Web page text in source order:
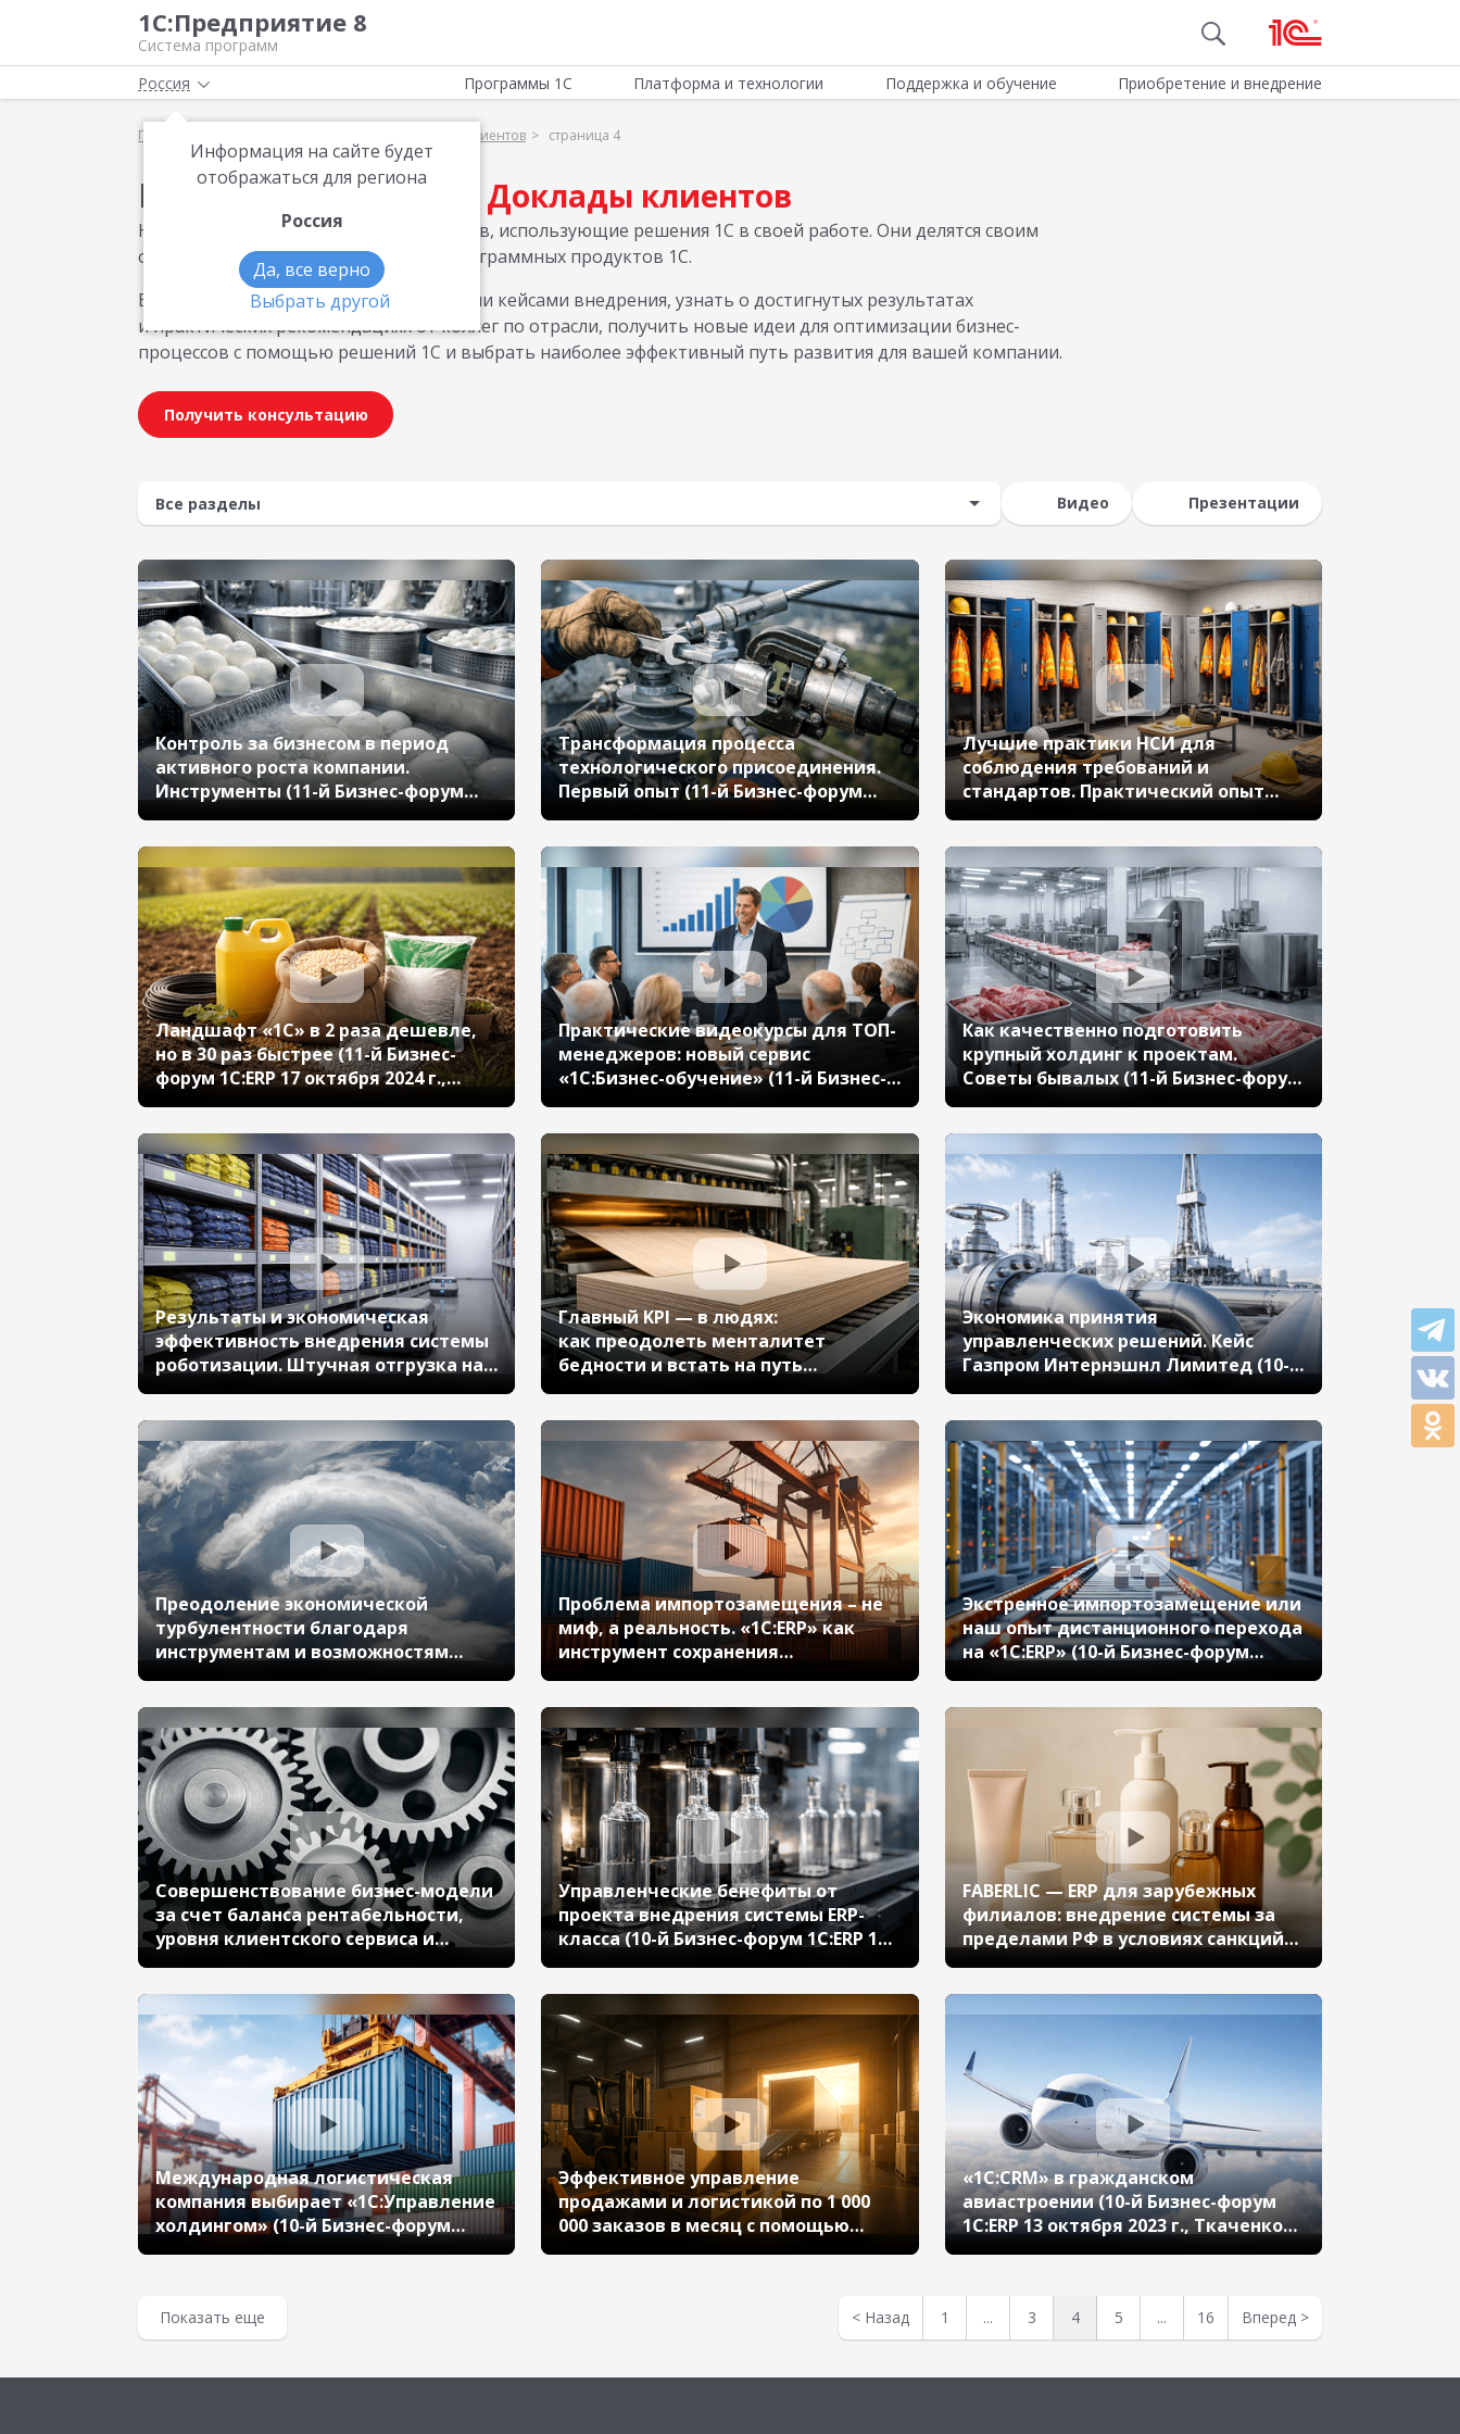
1С:Предприятие 8
Система программ
Россия
Информация на сайте будет
отображаться для региона
Россия
Да, все верно
Выбрать другой
Программы 1С Платформа и технологии Поддержка и обучение Приобретение и внедрение
Главная Доклады клиентов страница 4
Материалы по теме Доклады клиентов
На странице собраны доклады клиентов, использующие решения 1С в своей работе. Они делятся своим
опытом внедрения и эксплуатации программных продуктов 1С.
Вы сможете познакомиться с реальными кейсами внедрения, узнать о достигнутых результатах
и практических рекомендациях от коллег по отрасли, получить новые идеи для оптимизации бизнес-
процессов с помощью решений 1С и выбрать наиболее эффективный путь развития для вашей компании.
Получить консультацию
Видео Презентации
Контроль за бизнесом в период
активного роста компании.
Инструменты (11-й Бизнес-форум
1С:ERP 17 октября 2024 г., Крохмаль
Трансформация процесса
технологического присоединения.
Первый опыт (11-й Бизнес-форум
1С:ERP 17 октября 2024 г., Гвоздев
электрические сети»)
Лучшие практики НСИ для
соблюдения требований и
стандартов. Практический опыт
группы компаний
й Бизнес-форум 1С:ERP 17 октября
2024 г., Кшимовская Елена, ООО
«Спецобъединение Юго-Запад»)
Ландшафт «1С» в 2 раза дешевле,
но в 30 раз быстрее (11-й Бизнес-
форум 1С:ERP 17 октября 2024 г.,
Леонов Алексей,
Практические видеокурсы для ТОП-
менеджеров: новый сервис
«1С:Бизнес-обучение» (11-й Бизнес-
форум 1С:ERP 17 октября 2024 г.,
Как качественно подготовить
крупный холдинг к проектам.
Советы бывалых (11-й Бизнес-форум
1С:ERP 17 октября 2024 г., Заломаев
Результаты и экономическая
эффективность внедрения системы
роботизации. Штучная отгрузка на
распределительном центре ГК
1С:ERP 17 октября 2024 г., Жданов
Александр, ГК «Восток-Сервис»)
Главный KPI — в людях:
как преодолеть менталитет
бедности и встать на путь
эффективности в цифровой
(11-й Бизнес-форум 1С:ERP 17
октября 2024 г., Радченко Илья, АО
«Череповецкий фанерномебельный
комбинат»)
Экономика принятия
управленческих решений. Кейс
Газпром Интернэшнл Лимитед (10-й
Бизнес-форум 1С:ERP 13 октября 2023
Интернэшнл Лимитед»)
Преодоление экономической
турбулентности благодаря
инструментам и возможностям
«1С:ERP» (10-й Бизнес-форум 1С:ERP
«Эскаро Кемикал АС»)
Проблема импортозамещения – не
миф, а реальность. «1С:ERP» как
инструмент сохранения
непрерывности бизнеса. Кейс
октября 2023 г., Мамбетова Анна,
ООО «Линдэйли»)
Экстренное импортозамещение или
наш опыт дистанционного перехода
на «1С:ERP» (10-й Бизнес-форум
1С:ERP 13 октября 2023 г., Новиков
Совершенствование бизнес-модели
за счет баланса рентабельности,
уровня клиентского сервиса и
планирования производства.
форум 1С:ERP 13 октября 2023 г.,
Савин Евгений, «ЭКМ Холдинг»)
Управленческие бенефиты от
проекта внедрения системы ERP-
класса (10-й Бизнес-форум 1С:ERP 13
октября 2023 г., Кругликов Денис,
FABERLIC — ERP для зарубежных
филиалов: внедрение системы за
пределами РФ в условиях санкций
(10-й Бизнес-форум 1С:ERP 13
Константин, АО «Фаберлик»)
Международная логистическая
компания выбирает «1С:Управление
холдингом» (10-й Бизнес-форум
1С:ERP 13 октября 2023 г., Павлова
Эффективное управление
продажами и логистикой по 1 000
000 заказов в месяц с помощью
«1С:ERP» (10-й Бизнес-форум 1С:ERP
«1С:CRM» в гражданском
авиастроении (10-й Бизнес-форум
1С:ERP 13 октября 2023 г., Ткаченко
Тимур, ПАО «Яковлев»)
Показать еще < Назад 1 ... 3 4 5 ... 16 Вперед >